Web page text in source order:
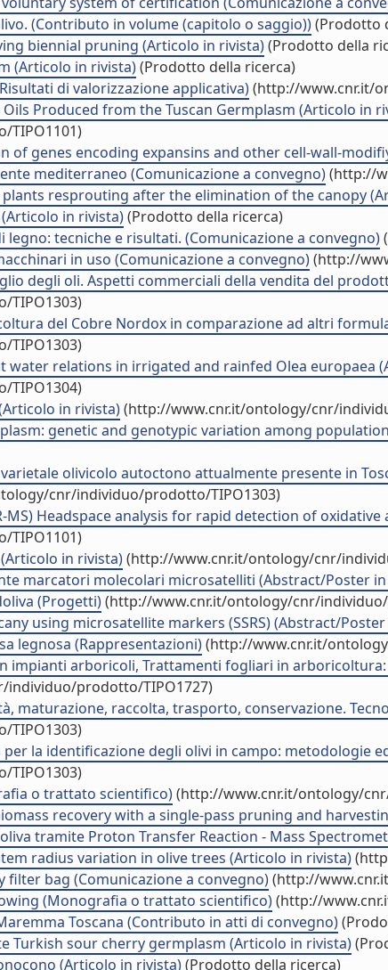
(Contributo in volume (capitolo o saggio))(Prodotto
biennial pruning (Articolo in rivista)(Prodotto della
(Articolo in rivista)(Prodotto della ricerca)
di valorizzazione applicativa)(http://www.cnr.it/
Produced from the Tuscan Germplasm (Articolo in
of genes encoding expansins and other cell-wall-
mediterraneo (Comunicazione a convegno)(http://
resprouting after the elimination of the canopy
in rivista)(Prodotto della ricerca)
tecniche e risultati. (Comunicazione a convegno)
in uso (Comunicazione a convegno)(http://
degli oli. Aspetti commerciali della vendita del
del Cobre Nordox in comparazione ad altri
relations in irrigated and rainfed Olea europaea
in rivista)(http://www.cnr.it/ontology/cnr/
genetic and genotypic variation among
olivicolo autoctono attualmente presente in
cnr/individuo/prodotto/TIPO1303)
MS) Headspace analysis for rapid detection of
in rivista)(http://www.cnr.it/ontology/cnr/
marcatori molecolari microsatelliti (Abstract/Poster
(Progetti)(http://www.cnr.it/ontology/cnr/
using microsatellite markers (SSRS) (Abstract/
legnosa (Rappresentazioni)(http://www.cnr.it/
arboricoli, Trattamenti fogliari in
prodotto/TIPO1727)
maturazione, raccolta, trasporto, conservazione.
la identificazione degli olivi in campo: metodologie
o trattato scientifico)(http://www.cnr.it/ontology/
recovery with a single-pass pruning and
tramite Proton Transfer Reaction - Mass
radius variation in olive trees (Articolo in rivista)
bag (Comunicazione a convegno)(http://
(Monografia o trattato scientifico)(http://
Toscana (Contributo in atti di convegno)
Turkish sour cherry germplasm (Articolo in rivista)
(Articolo in rivista)(Prodotto della ricerca)